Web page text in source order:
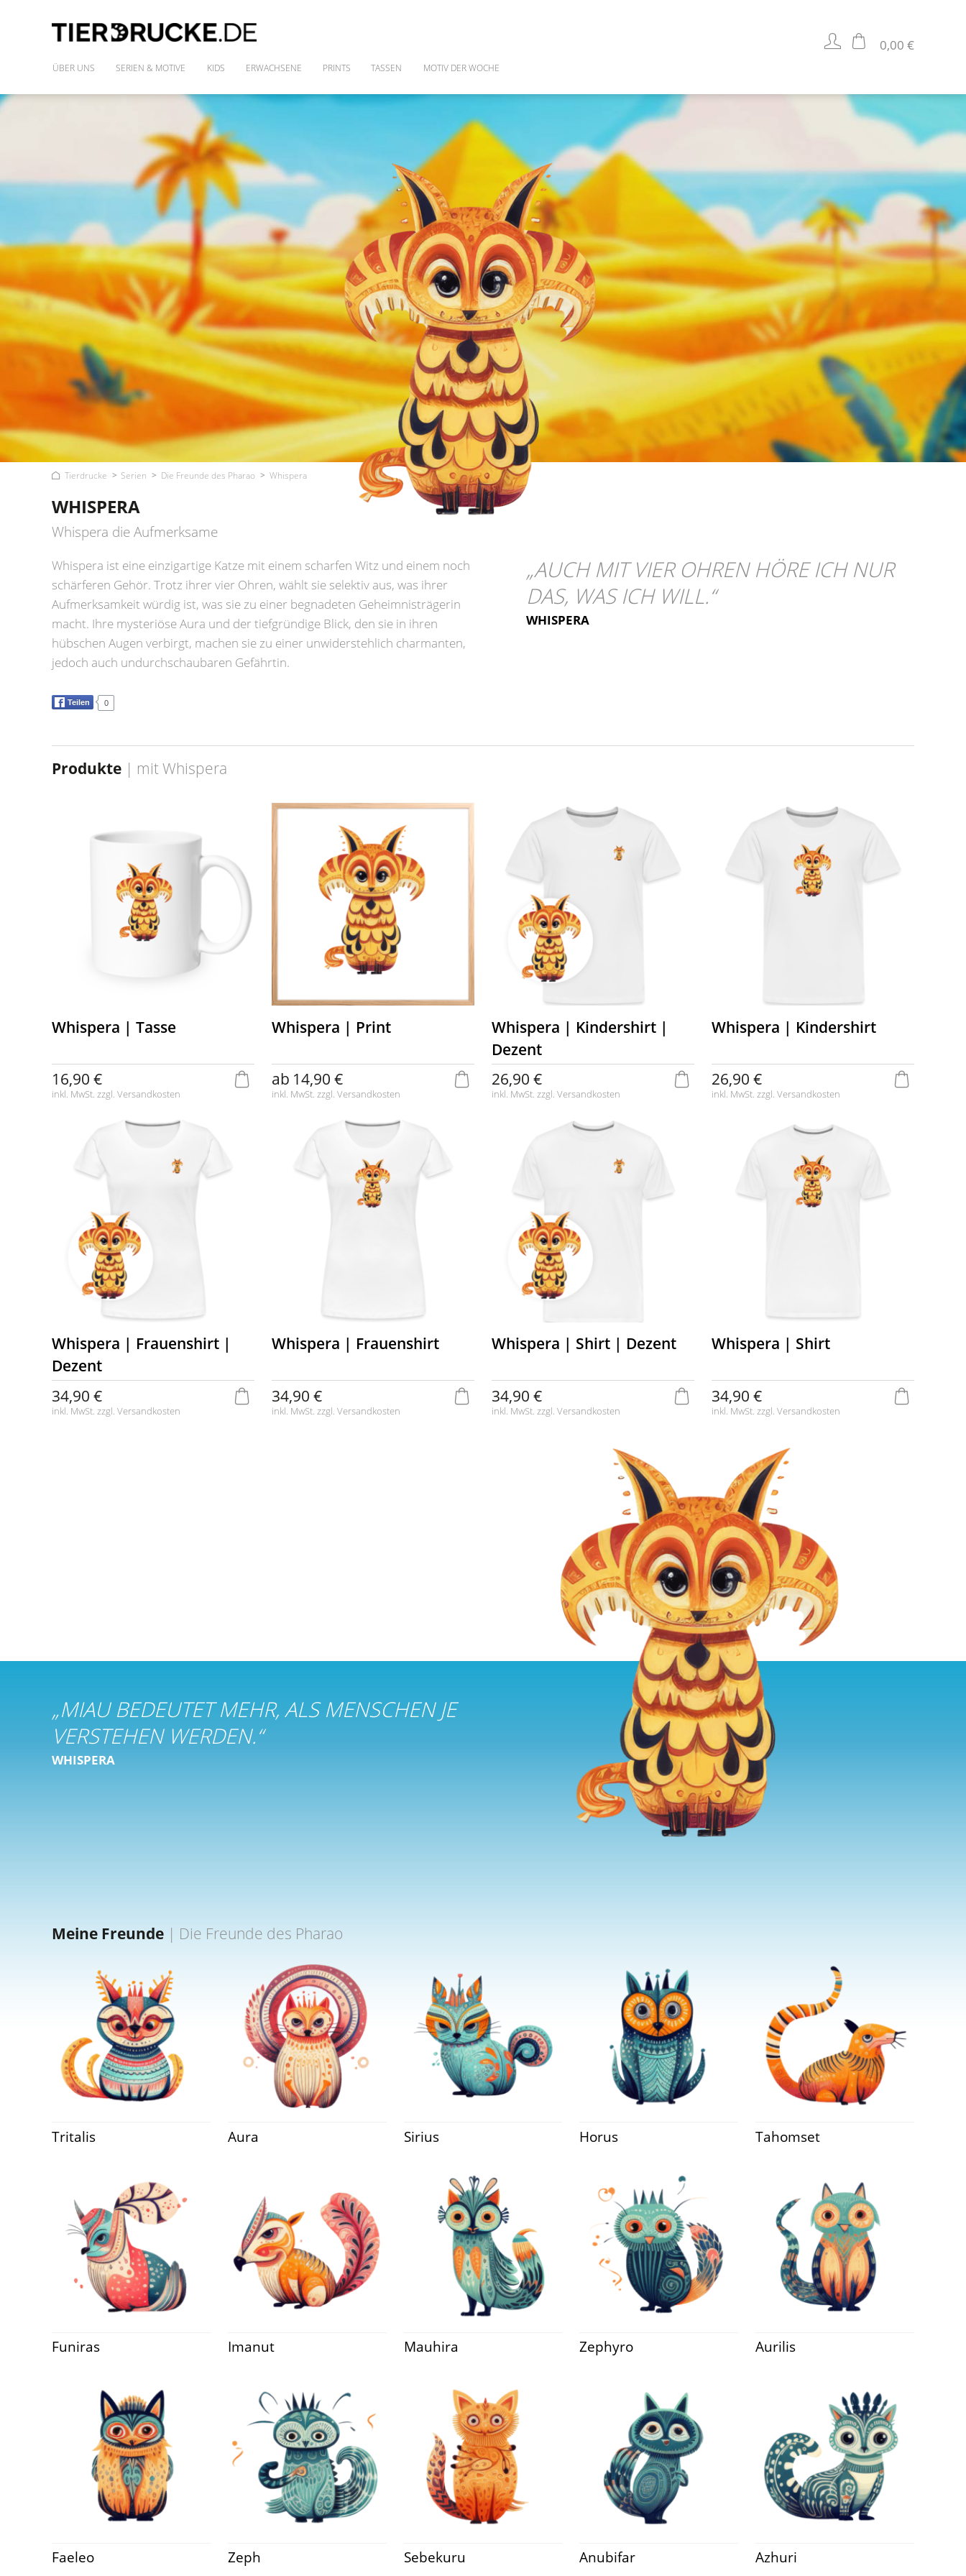
ÜBER UNS SERIEN & MOTIVE
IM WILDEN WALD
DIE FREUNDE DES PHARAO
MONSTAZ
POLLY & DIE GONS
IM LAND DER DINOSAURIER
ALLE MOTIVE
KIDS ERWACHSENE
SHIRTS
PRINTS TASSEN MOTIV DER WOCHE
0,00 €
Tierdrucke Serien Die Freunde des Pharao Whispera
WHISPERA
Whispera die Aufmerksame
Whispera ist eine einzigartige Katze mit einem scharfen Witz und einem noch
schärferen Gehör. Trotz ihrer vier Ohren, wählt sie selektiv aus, was ihrer
Aufmerksamkeit würdig ist, was sie zu einer begnadeten Geheimnisträgerin
macht. Ihre mysteriöse Aura und der tiefgründige Blick, den sie in ihren
hübschen Augen verbirgt, machen sie zu einer unwiderstehlich charmanten,
jedoch auch undurchschaubaren Gefährtin.
Teilen 0
„AUCH MIT VIER OHREN HÖRE ICH NUR
DAS, WAS ICH WILL.“
WHISPERA
Produkte | mitWhispera
Whispera | Tasse
16,90 €
inkl. MwSt. zzgl. Versandkosten
Whispera | Print
ab 14,90 €
inkl. MwSt. zzgl. Versandkosten
Whispera | Kindershirt |
Dezent
26,90 €
inkl. MwSt. zzgl. Versandkosten
Whispera | Kindershirt
26,90 €
inkl. MwSt. zzgl. Versandkosten
Whispera | Frauenshirt |
Dezent
34,90 €
inkl. MwSt. zzgl. Versandkosten
Whispera | Frauenshirt
34,90 €
inkl. MwSt. zzgl. Versandkosten
Whispera | Shirt | Dezent
34,90 €
inkl. MwSt. zzgl. Versandkosten
Whispera | Shirt
34,90 €
inkl. MwSt. zzgl. Versandkosten
„MIAU BEDEUTET MEHR, ALS MENSCHEN JE
VERSTEHEN WERDEN.“
WHISPERA
Meine Freunde | Die Freunde des Pharao
Tritalis Aura Sirius Horus Tahomset
Funiras Imanut Mauhira Zephyro Aurilis
Faeleo Zeph Sebekuru Anubifar Azhuri